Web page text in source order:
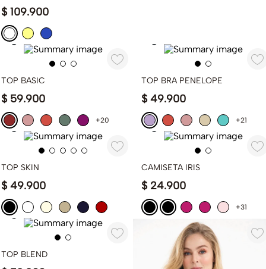
$ 109.900
TOP BASIC
$ 59.900
+20
TOP BRA PENELOPE
$ 49.900
+21
TOP SKIN
$ 49.900
CAMISETA IRIS
$ 24.900
+31
TOP BLEND